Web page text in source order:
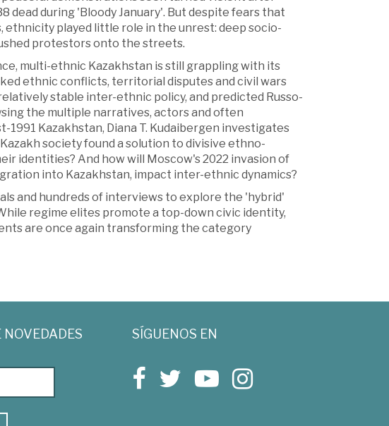
during 'Bloody January'. But despite fears that
played little role in the unrest: deep socio-
protestors onto the streets.
multi-ethnic Kazakhstan is still grappling with its
ethnic conflicts, territorial disputes and civil wars
stable inter-ethnic policy, and predicted Russo-
the multiple narratives, actors and often
Kazakhstan, Diana T. Kudaibergen investigates
society found a solution to divisive ethno-
identities? And how will Moscow's 2022 invasion of
into Kazakhstan, impact inter-ethnic dynamics?
and hundreds of interviews to explore the 'hybrid'
regime elites promote a top-down civic identity,
are once again transforming the category
NOVEDADES SÍGUENOS EN